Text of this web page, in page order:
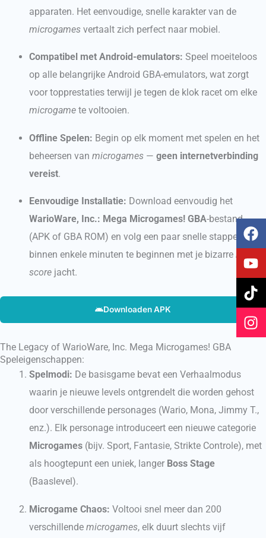
apparaten. Het eenvoudige, snelle karakter van de
microgames vertaalt zich perfect naar mobiel.
Compatibel met Android-emulators: Speel moeiteloos
op alle belangrijke Android GBA-emulators, wat zorgt
voor topprestaties terwijl je tegen de klok racet om elke
microgame te voltooien.
Offline Spelen: Begin op elk moment met spelen en het
beheersen vanmicrogames —geen internetverbinding
vereist.
Eenvoudige Installatie: Download eenvoudig het
WarioWare, Inc.: Mega Microgames! GBA-bestand
(APK of GBA ROM) en volg een paar snelle stappen om
binnen enkele minuten te beginnen met je bizarrehigh-
score jacht.
Downloaden APK
The Legacy of WarioWare, Inc. Mega Microgames! GBA
Speleigenschappen:
Spelmodi: De basisgame bevat een Verhaalmodus
waarin je nieuwe levels ontgrendelt die worden gehost
door verschillende personages (Wario, Mona, Jimmy T.,
enz.). Elk personage introduceert een nieuwe categorie
Microgames (bijv. Sport, Fantasie, Strikte Controle), met
als hoogtepunt een uniek, langer Boss Stage
(Baaslevel).
Microgame Chaos: Voltooi snel meer dan 200
verschillendemicrogames, elk duurt slechts vijf
F
a
c
e
b
o
o
k
Y
o
u
t
u
b
e
T
i
k
t
o
k
I
n
s
t
a
g
r
a